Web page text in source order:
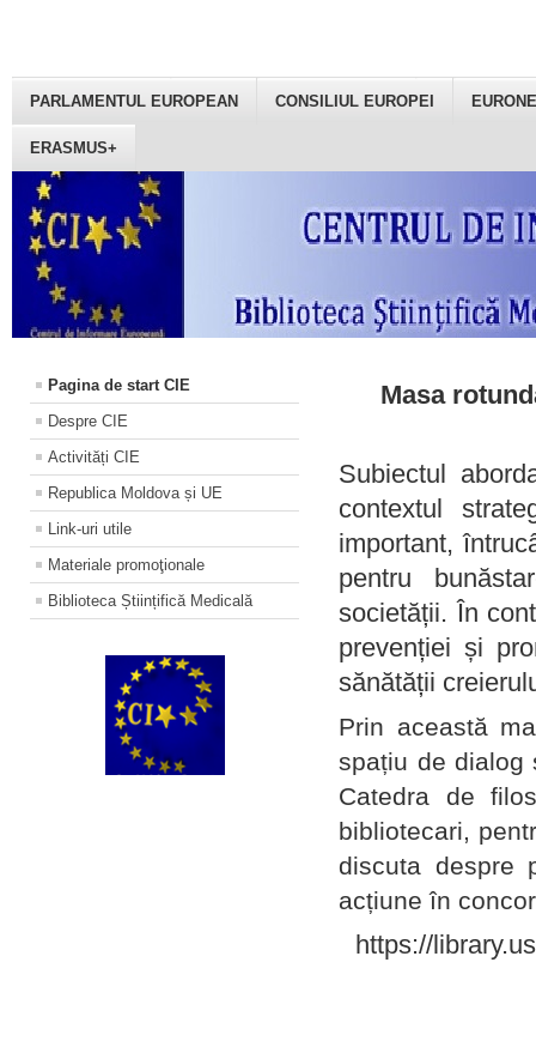
PARLAMENTUL EUROPEAN CONSILIUL EUROPEI
ERASMUS+
Pagina de start CIE
Despre CIE
Activități CIE
Republica Moldova și UE
Link-uri utile
Materiale promoţionale
Biblioteca Științifică Medicală
Masa
Subiectul
contextul
important,
pentru
societății. În
prevenției și
sănătății
Prin această
spațiu de dialog
Catedra de
bibliotecari,
discuta despre
acțiune în
https://